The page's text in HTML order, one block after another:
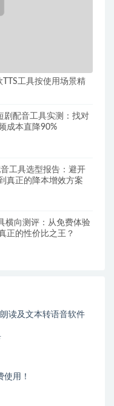
工具按使用场景精
剧配音工具实测：找对
成本直降90%
工具选型报告：避开
真正的降本增效方案
横向测评：从免费体验
正的性价比之王？
读及文本转语音软件
使用！